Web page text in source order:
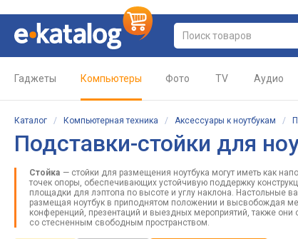
Гаджеты Компьютеры Фото TV Аудио
Каталог / Компьютерная техника / Аксессуары к ноутбукам /
Подставки-стойки для
Стойка — стойки для размещения ноутбука могут иметь как
точек опоры, обеспечивающих устойчивую поддержку
площадки для лэптопа по высоте и углу наклона. Настольные
размещая ноутбук в приподнятом положении и высвобождая
конференций, презентаций и выездных мероприятий, также
со стесненным свободным пространством.